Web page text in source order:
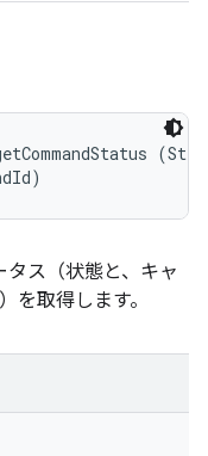
ス（状態と、キャ
を取得します。